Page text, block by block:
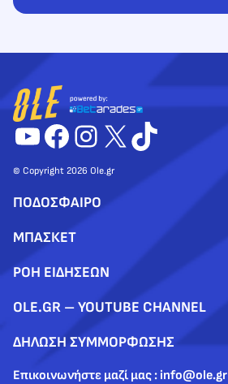
YouTube
Facebook
Instagram
X TikTok
© Copyright 2026 Ole.gr
ΠΟΔΟΣΦΑΙΡΟ
ΜΠΑΣΚΕΤ
ΡΟΗ ΕΙΔΗΣΕΩΝ
OLE.GR – YOUTUBE CHANNEL
ΔΗΛΩΣΗ ΣΥΜΜΟΡΦΩΣΗΣ
Επικοινωνήστε μαζί μας : info@ole.gr